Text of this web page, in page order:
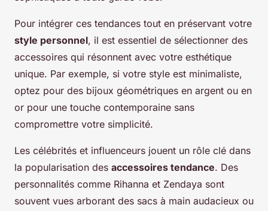
Pour intégrer ces tendances tout en préservant votre
style personnel, il est essentiel de sélectionner des
accessoires qui résonnent avec votre esthétique
unique. Par exemple, si votre style est minimaliste,
optez pour des bijoux géométriques en argent ou en
or pour une touche contemporaine sans
compromettre votre simplicité.
Les célébrités et influenceurs jouent un rôle clé dans
la popularisation des accessoires tendance. Des
personnalités comme Rihanna et Zendaya sont
souvent vues arborant des sacs à main audacieux ou